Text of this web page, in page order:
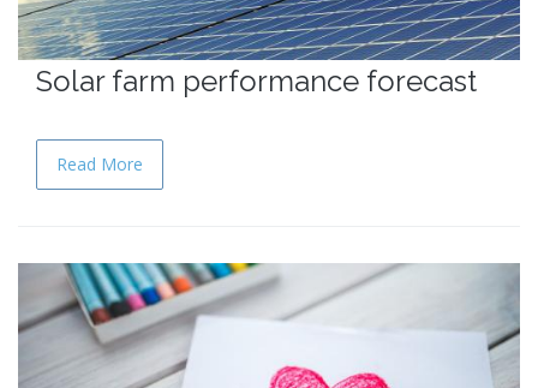
Solar farm performance forecast
Read More